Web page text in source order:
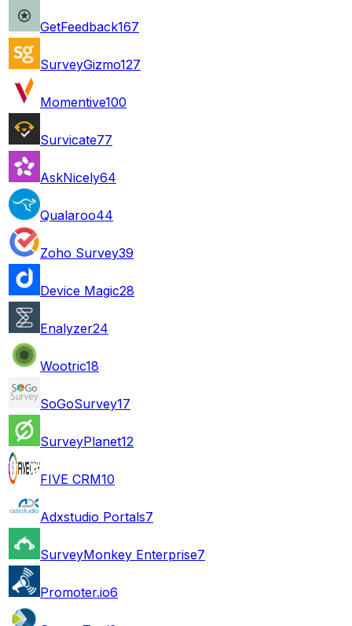
GetFeedback167
SurveyGizmo127
Momentive100
Survicate77
AskNicely64
Qualaroo44
Zoho Survey39
Device Magic28
Enalyzer24
Wootric18
SoGoSurvey17
SurveyPlanet12
FIVE CRM10
Adxstudio Portals7
SurveyMonkey Enterprise7
Promoter.io6